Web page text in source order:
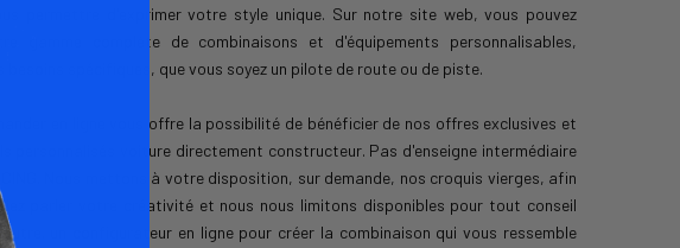
permettre d'exprimer votre style unique. Sur notre site web, vous pouvez
gamme complète de combinaisons et d'équipements personnalisables,
besoins spécifiques, que vous soyez un pilote de route ou de piste.
en ligne vous offre la possibilité de bénéficier de nos offres exclusives et
personnalisés voiture directement constructeur. Pas d'enseigne intermédiaire
Nous mettons à votre disposition, sur demande, nos croquis vierges, afin
parler votre créativité et nous nous limitons disponibles pour tout conseil
un configurateur en ligne pour créer la combinaison qui vous ressemble